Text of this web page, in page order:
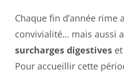
PRENDRE
Chaque fin d’année rime
convivialité… mais aussi
surcharges digestiveset
Pour accueillir cette